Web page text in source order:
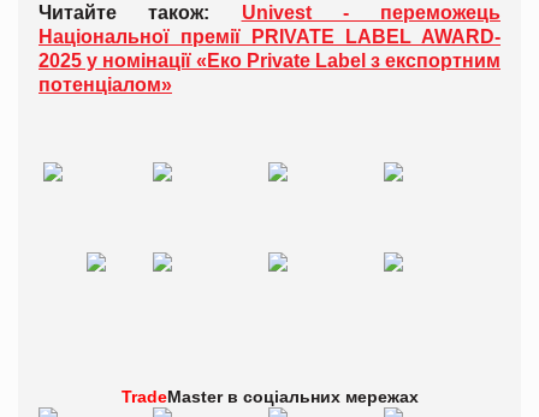
Читайте також: Univest - переможець
Національної премії PRIVATE LABEL AWARD-
2025 у номінації «Еко Private Label з експортним
потенціалом»
TradeMaster в соціальних мережах